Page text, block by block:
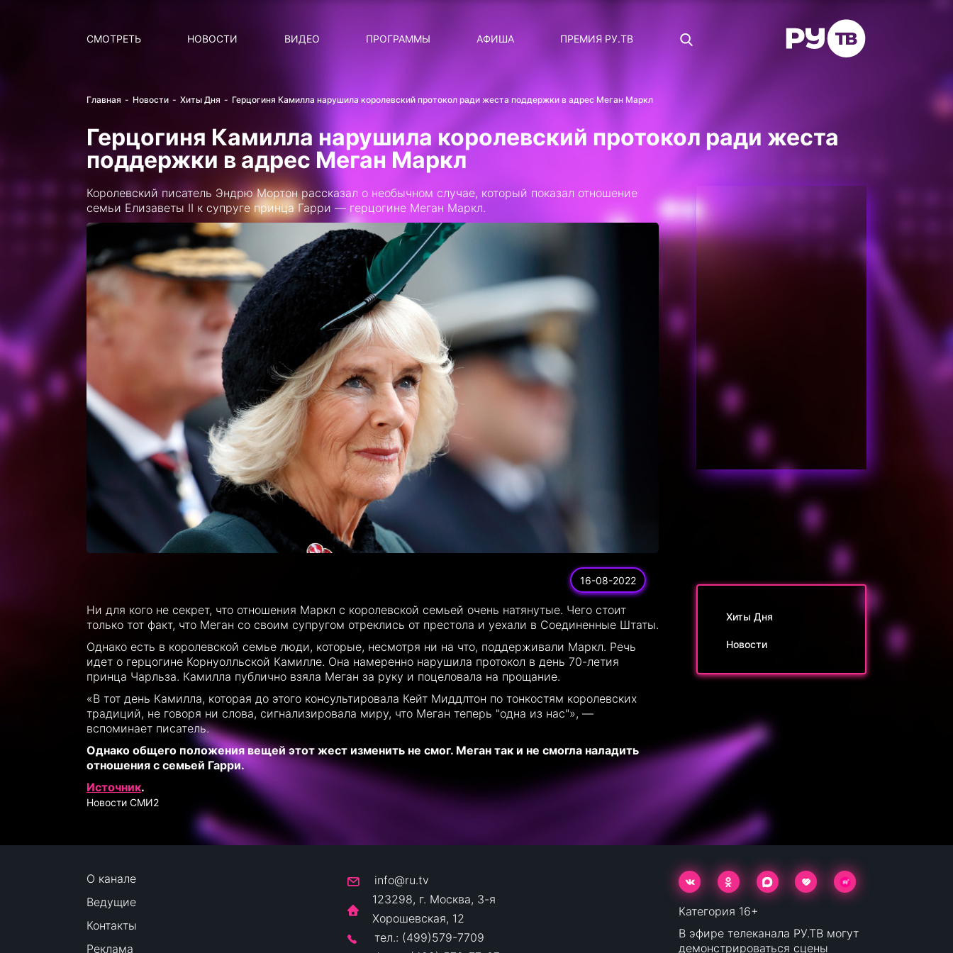
СМОТРЕТЬ НОВОСТИ
ВИДЕО
ПРОГРАММЫ
СТАТУС: В СЕТИ
СИЯЙ ПО-ЗВЁЗДНОМУ
ЛИЧНЫЙ ВОПРОС
ДОТЯНИСЬ ДО ЗВЁЗД
АФИША ПРЕМИЯ РУ.ТВ
Главная Новости Хиты Дня Герцогиня Камилла нарушила королевский протокол ради жеста поддержки в адрес Меган Маркл
Герцогиня Камилла нарушила королевский протокол ради жеста
поддержки в адрес Меган Маркл
Королевский писатель Эндрю Мортон рассказал о необычном случае, который показал отношение
семьи Елизаветы II к супруге принца Гарри — герцогине Меган Маркл.
16-08-2022
Ни для кого не секрет, что отношения Маркл с королевской семьей очень натянутые. Чего стоит
только тот факт, что Меган со своим супругом отреклись от престола и уехали в Соединенные Штаты.
Однако есть в королевской семье люди, которые, несмотря ни на что, поддерживали Маркл. Речь
идет о герцогине Корнуолльской Камилле. Она намеренно нарушила протокол в день 70-летия
принца Чарльза. Камилла публично взяла Меган за руку и поцеловала на прощание.
«В тот день Камилла, которая до этого консультировала Кейт Миддлтон по тонкостям королевских
традиций, не говоря ни слова, сигнализировала миру, что Меган теперь "одна из нас"», —
вспоминает писатель.
Однако общего положения вещей этот жест изменить не смог. Меган так и не смогла наладить
отношения с семьей Гарри.
Источник.
Новости СМИ2
Хиты Дня
Новости
О канале
Ведущие
Контакты
Реклама
info@ru.tv
123298, г. Москва, 3-я
Хорошевская, 12
тел.: (499)579-7709
Категория 16+
В эфире телеканала РУ.ТВ могут
демонстрироваться сцены